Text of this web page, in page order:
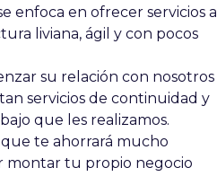
enfoca en ofrecer servicios a
liviana, ágil y con pocos
su relación con nosotros
servicios de continuidad y
que les realizamos.
te ahorrará mucho
montar tu propio negocio